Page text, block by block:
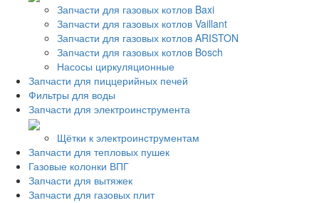
Запчасти для газовых котлов Baxi
Запчасти для газовых котлов Vaillant
Запчасти для газовых котлов ARISTON
Запчасти для газовых котлов Bosch
Насосы циркуляционные
Запчасти для пиццерийных печей
Фильтры для воды
Запчасти для электроинструмента
Щётки к электроинструментам
Запчасти для тепловых пушек
Газовые колонки ВПГ
Запчасти для вытяжек
Запчасти для газовых плит